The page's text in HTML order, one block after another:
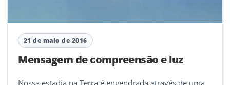
21 de maio de 2016
Mensagem de compreensão e luz